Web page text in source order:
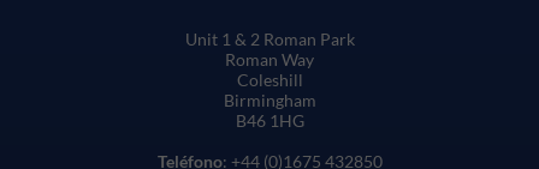
Unit 1 & 2 Roman Park
Roman Way
Coleshill
Birmingham
B46 1HG
Teléfono: +44 (0)1675 432850